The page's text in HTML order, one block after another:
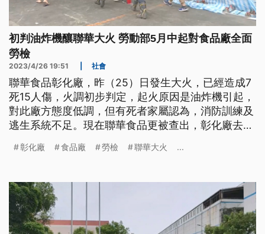
初判油炸機釀聯華大火 勞動部5月中起對食品廠全面
勞檢
2023/4/26 19:51 社會
聯華食品彰化廠，昨（25）日發生大火，已經造成7
死15人傷，火調初步判定，起火原因是油炸機引起，
對此廠方態度低調，但有死者家屬認為，消防訓練及
逃生系統不足。現在聯華食品更被查出，彰化廠去
罰。另外聯華中壢廠經過勞檢後，也被發現防爆設備
勞動部也決定，從5月中開始對國內食品廠進行全面
性的檢查。
彰化廠 食品廠 勞檢 聯華大火 ...